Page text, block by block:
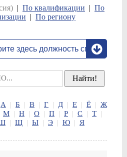
| По квалификации | По
| По региону
А | Б | В | Г | Д | Е | Ё | Ж
М | Н | О | П | Р | С | Т |
| Щ | Ы | Э | Ю | Я